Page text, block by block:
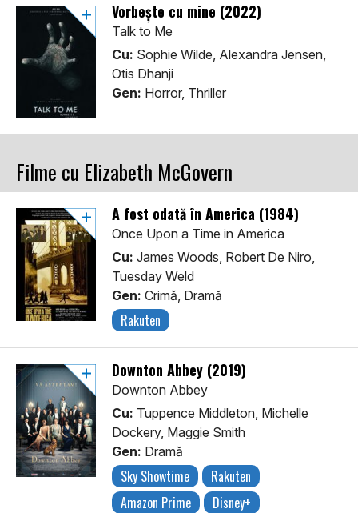
Vorbește cu mine (2022)
Talk to Me
Cu: Sophie Wilde, Alexandra Jensen,
Otis Dhanji
Gen: Horror, Thriller
Filme cu Elizabeth McGovern
A fost odată în America (1984)
Once Upon a Time in America
Cu: James Woods, Robert De Niro,
Tuesday Weld
Gen: Crimă, Dramă
Rakuten
Downton Abbey (2019)
Downton Abbey
Cu: Tuppence Middleton, Michelle
Dockery, Maggie Smith
Gen: Dramă
Sky Showtime
Rakuten
Amazon Prime
Disney+